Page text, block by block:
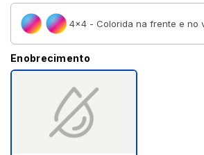
4×4 - Colorida na frente e no
Enobrecimento